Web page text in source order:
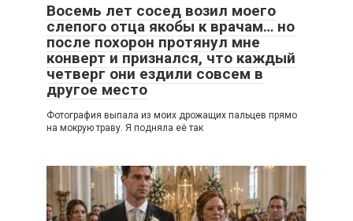
Восемь лет сосед возил моего
слепого отца якобы к врачам… но
после похорон протянул мне
конверт и признался, что каждый
четверг они ездили совсем в
другое место
Фотография выпала из моих дрожащих пальцев прямо
на мокрую траву. Я подняла её так